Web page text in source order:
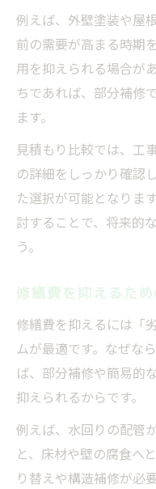
例えば、外壁塗装や屋
前の需要が高まる時期
用を抑えられる場合が
ちであれば、部分補修
ます。
見積もり比較では、工
の詳細をしっかり確認
た選択が可能となりま
討することで、将来的
う。
修繕費を抑えるた
修繕費を抑えるには「
ムが最適です。なぜな
ば、部分補修や簡易的
抑えられるからです。
例えば、水回りの配管
と、床材や壁の腐食へ
り替えや構造補修が必